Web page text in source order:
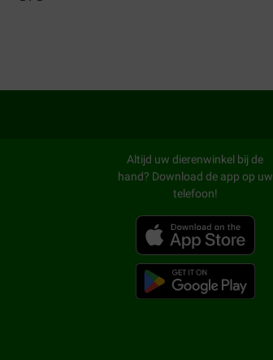
Altijd uw dierenwinkel bij de
hand? Download de app op uw
telefoon!